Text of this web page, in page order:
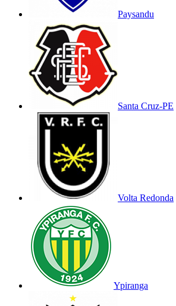
Paysandu
Santa Cruz-PE
Volta Redonda
Ypiranga